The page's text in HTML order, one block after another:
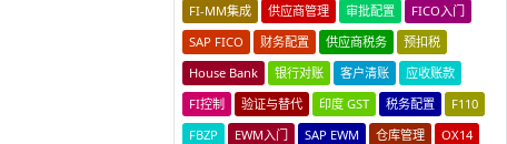
FI-MM集成
供应商管理 审批配置
FICO入门
SAP FICO
财务配置 供应商税务
预扣税
House Bank
银行对账 客户清账
应收账款
FI控制
验证与替代 印度 GST 税务配置
F110
FBZP
EWM入门 SAP EWM 仓库管理
OX14